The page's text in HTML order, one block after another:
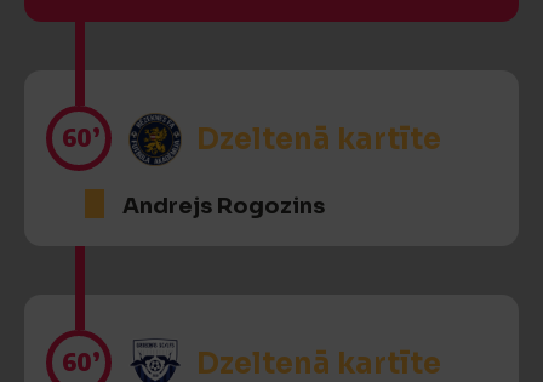
60’ Dzeltenā kartīte
Andrejs Rogozins
60’ Dzeltenā kartīte